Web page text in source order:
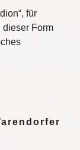
für
dieser Form